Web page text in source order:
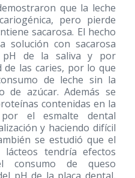
que la leche
pero pierde
sacarosa. El hecho
solución con sacarosa
pH de la saliva y por
de las caries, por lo que
de leche sin la
de azúcar. Además se
contenidas en la
el esmalte dental
y haciendo difícil
se estudió que el
tendría efectos
consumo de queso